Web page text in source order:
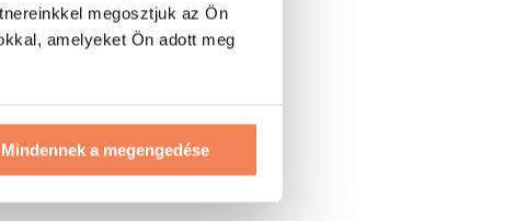
megosztjuk az Ön
amelyeket Ön adott meg
Mindennek a megengedése